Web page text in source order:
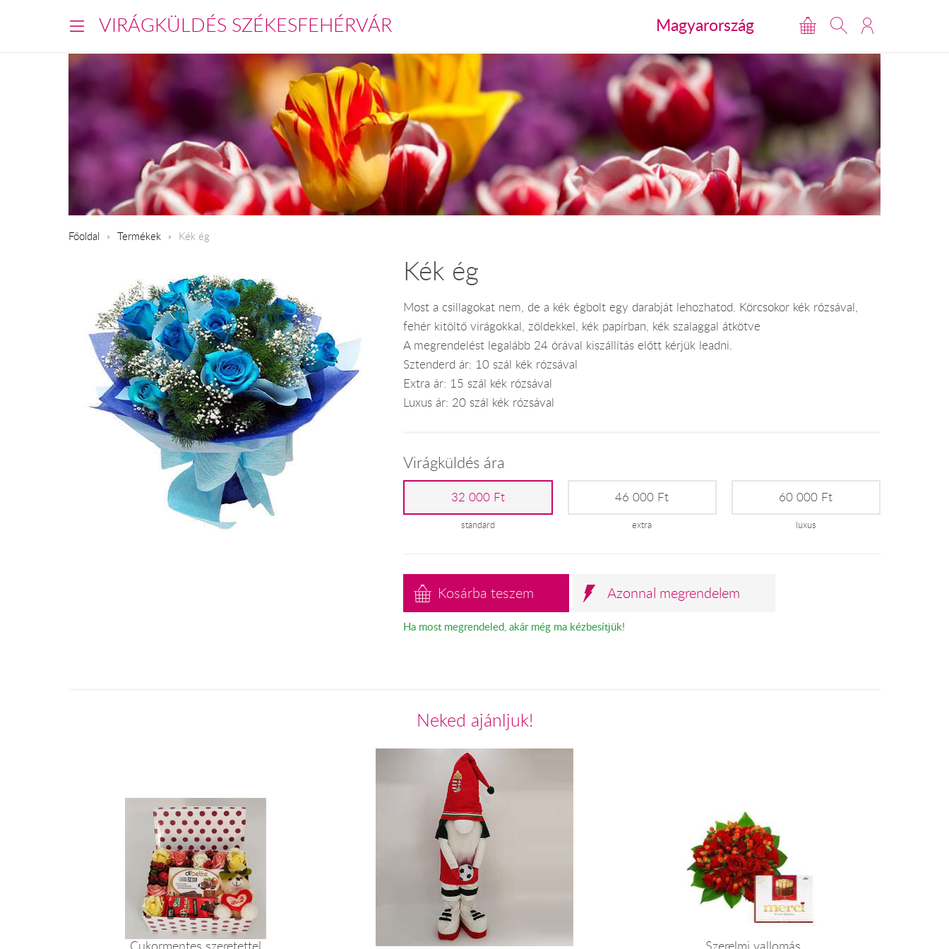
VIRÁGKÜLDÉS SZÉKESFEHÉRVÁR Magyarország
Főoldal Termékek Kék ég
Kék ég
Most a csillagokat nem, de a kék égbolt egy darabját lehozhatod. Körcsokor kék rózsával,
fehér kitöltő virágokkal, zöldekkel, kék papírban, kék szalaggal átkötve
A megrendelést legalább 24 órával kiszállítás előtt kérjük leadni.
Sztenderd ár: 10 szál kék rózsával
Extra ár: 15 szál kék rózsával
Luxus ár: 20 szál kék rózsával
Virágküldés ára
32 000 Ft
standard
46 000 Ft
extra
60 000 Ft
luxus
Kosárba teszem Azonnal megrendelem
Ha most megrendeled, akár még ma kézbesítjük!
Neked ajánljuk!
Cukormentes szeretettel Szerelmi vallomás